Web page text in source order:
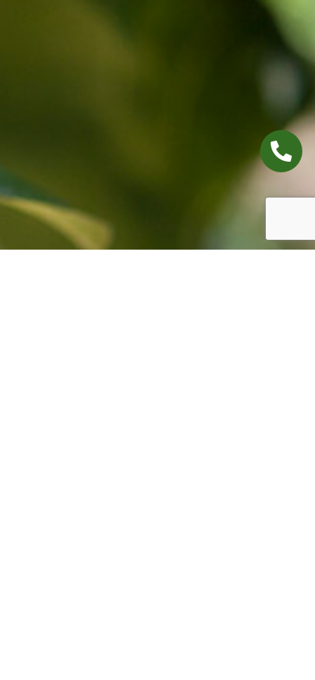
MANGAAN IN PITFRUIT